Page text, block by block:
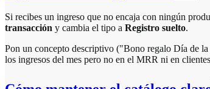
Si recibes un ingreso que no encaja con ningún
transacción y cambia el tipo a Registro suelto.
Pon un concepto descriptivo ("Bono regalo Día de
los ingresos del mes pero no en el MRR ni en